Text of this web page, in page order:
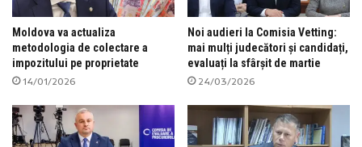
Moldova va actualiza
metodologia de colectare a
impozitului pe proprietate
14/01/2026
Noi audieri la Comisia Vetting:
mai mulți judecători și candidați,
evaluați la sfârșit de martie
24/03/2026